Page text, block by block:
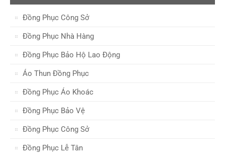
Đồng Phục Công Sở
Đồng Phục Nhà Hàng
Đồng Phục Bảo Hộ Lao Động
Áo Thun Đồng Phục
Đồng Phục Áo Khoác
Đồng Phục Bảo Vệ
Đồng Phục Công Sở
Đồng Phục Lễ Tân